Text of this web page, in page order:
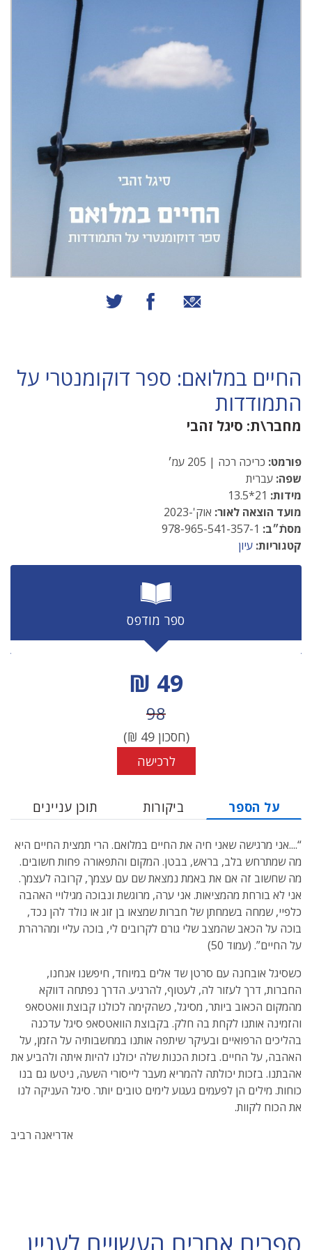
שיתוף באמצעות אימייל
שיתוף בפייסבוק
החיים במלואם: ספר דוקומנטרי על
התמודדות
מחבר\ת: סיגל זהבי
פורמט: כריכה רכה | 205 עמ׳
שפה: עברית
מידות:
מועד הוצאה לאור: אוק'-2023
מסתֿ״ב:
קטגוריות: עיון
ספר מודפס
מחיר הנחה
49 ₪
מחיר לפני הנחה
98
(חסכון49
₪)
לרכישה
על הספר ביקורות תוכן עניינים
“....אני מרגישה שאני חיה את החיים במלואם. הרי תמצית החיים היא
מה שמתרחש בלב, בראש, בבטן. המקום והתפאורה פחות חשובים.
מה שחשוב זה אם את באמת נמצאת שם עם עצמך, קרובה לעצמך.
אני לא בורחת מהמציאות. אני ערה, מרוגשת ונבוכה מגילויי האהבה
כלפיי, שמחה בשמחתן של חברות שמצאו בן זוג או נולד להן נכד,
בוכה על הכאב שהמצב שלי גורם לקרובים לי, בוכה עליי ומהרהרת
על החיים”. (עמוד 50)
כשסיגל אובחנה עם סרטן שד אלים במיוחד, חיפשנו אנחנו,
החברות, דרך לעזור לה, לעטוף, להרגיע. הדרך נפתחה דווקא
מהמקום הכאוב ביותר, מסיגל, כשהקימה לכולנו קבוצת וואטסאפ
והזמינה אותנו לקחת בה חלק. בקבוצת הוואטסאפ סיגל עדכנה
בהליכים הרפואיים ובעיקר שיתפה אותנו במחשבותיה על הזמן, על
האהבה, על החיים. בזכות הכנות שלה יכולנו להיות איתה ולהביע את
אהבתנו. בזכות יכולתה להמריא מעבר לייסורי השעה, ניטעו גם בנו
כוחות. מילים הן לפעמים געגוע לימים טובים יותר. סיגל העניקה לנו
את הכוח לקוות.
אדריאנה רביב